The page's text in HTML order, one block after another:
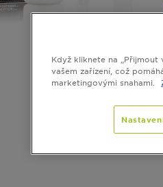
Když kliknete na
vašem zařízení, což
marketingovými snahami.